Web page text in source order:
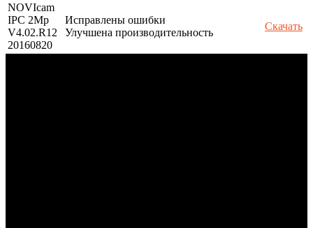
NOVIcam
IPC 2Mp
V4.02.R12
20160820
Исправлены ошибки
Улучшена производительность
Скачать